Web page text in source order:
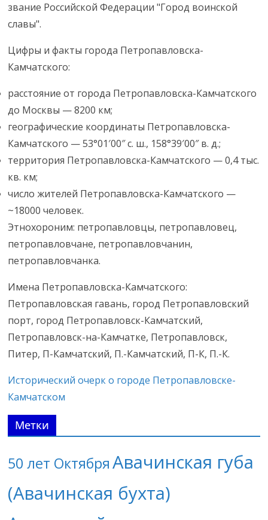
звание Российской Федерации "Город воинской
славы".
Цифры и факты города Петропавловска-
Камчатского:
расстояние от города Петропавловска-Камчатского
до Москвы — 8200 км;
географические координаты Петропавловска-
Камчатского — 53°01′00″ с. ш., 158°39′00″ в. д.;
территория Петропавловска-Камчатского — 0,4 тыс.
кв. км;
число жителей Петропавловска-Камчатского —
~18000 человек.
Этнохороним: петропавловцы, петропавловец,
петропавловчане, петропавловчанин,
петропавловчанка.
Имена Петропавловска-Камчатского:
Петропавловская гавань, город Петропавловский
порт, город Петропавловск-Камчатский,
Петропавловск-на-Камчатке, Петропавловск,
Питер, П-Камчатский, П.-Камчатский, П-К, П.-К.
Исторический очерк о городе Петропавловске-
Камчатском
Метки
50 лет Октября Авачинская губа
(Авачинская бухта)